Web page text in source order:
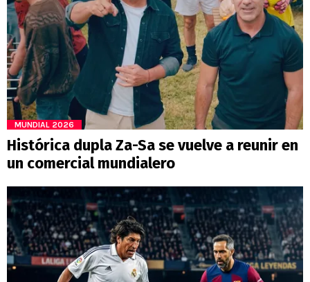
MUNDIAL 2026
Histórica dupla Za-Sa se vuelve a reunir en
un comercial mundialero